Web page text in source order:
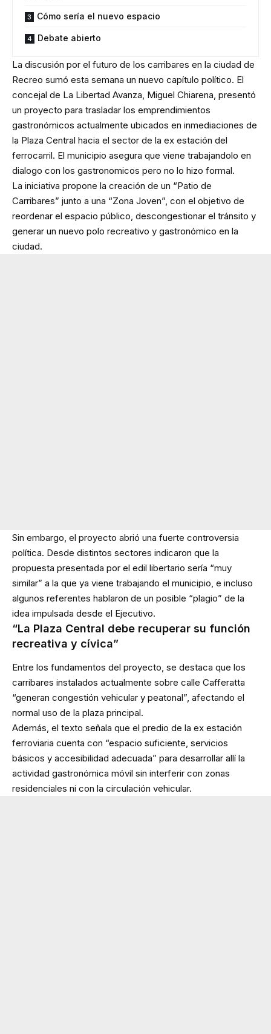
Cómo sería el nuevo espacio
Debate abierto
La discusión por el futuro de los carribares en la ciudad de
Recreo sumó esta semana un nuevo capítulo político. El
concejal de La Libertad Avanza, Miguel Chiarena, presentó
un proyecto para trasladar los emprendimientos
gastronómicos actualmente ubicados en inmediaciones de
la Plaza Central hacia el sector de la ex estación del
ferrocarril. El municipio asegura que viene trabajandolo en
dialogo con los gastronomicos pero no lo hizo formal.
La iniciativa propone la creación de un “Patio de
Carribares” junto a una “Zona Joven”, con el objetivo de
reordenar el espacio público, descongestionar el tránsito y
generar un nuevo polo recreativo y gastronómico en la
ciudad.
Sin embargo, el proyecto abrió una fuerte controversia
política. Desde distintos sectores indicaron que la
propuesta presentada por el edil libertario sería “muy
similar” a la que ya viene trabajando el municipio, e incluso
algunos referentes hablaron de un posible “plagio” de la
idea impulsada desde el Ejecutivo.
“La Plaza Central debe recuperar su función
recreativa y cívica”
Entre los fundamentos del proyecto, se destaca que los
carribares instalados actualmente sobre calle Cafferatta
“generan congestión vehicular y peatonal”, afectando el
normal uso de la plaza principal.
Además, el texto señala que el predio de la ex estación
ferroviaria cuenta con “espacio suficiente, servicios
básicos y accesibilidad adecuada” para desarrollar allí la
actividad gastronómica móvil sin interferir con zonas
residenciales ni con la circulación vehicular.